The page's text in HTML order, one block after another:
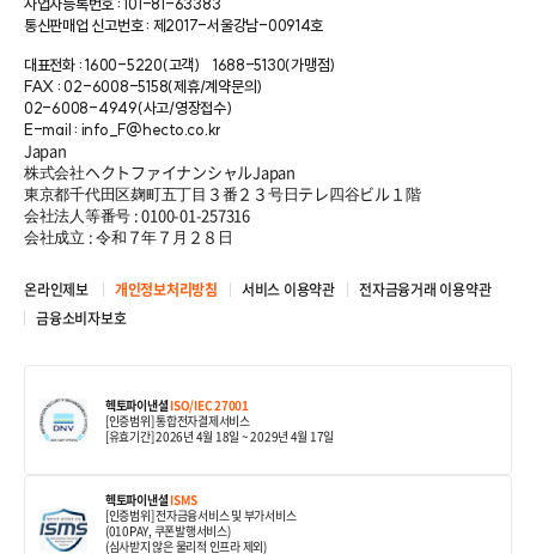
통신판매업 신고번호 : 제2017-서울강남-00914호
대표전화 : 1600-5220(고객)
1688-5130(가맹점)
FAX : 02-6008-5158(제휴/계약문의)
02-6008-4949(사고/영장접수)
E-mail : info_F@hecto.co.kr
Japan
株式会社ヘクトファイナンシャルJapan
東京都千代田区麹町五丁目３番２３号日テレ四谷ビル１階
会社法人等番号 : 0100-01-257316
会社成立 : 令和７年７月２８日
온라인제보 개인정보처리방침 서비스 이용약관
전자금융거래 이용약관
금융소비자보호
헥토파이낸셜ISO/IEC 27001
[인증범위] 통합전자결제서비스
[유효기간] 2026년 4월 18일 ~ 2029년 4월 17일
헥토파이낸셜ISMS
[인증범위] 전자금융서비스 및 부가서비스
(010PAY, 쿠폰발행서비스)
(심사받지 않은 물리적 인프라 제외)